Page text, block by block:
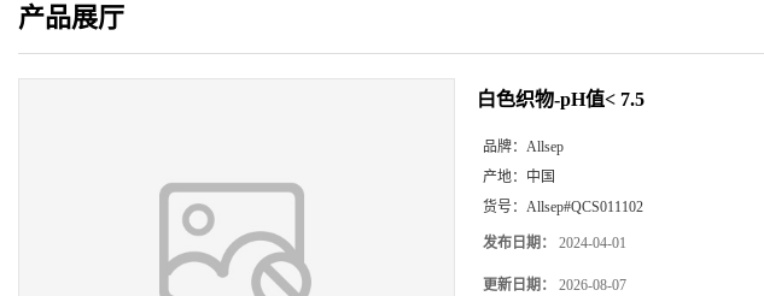
产品展厅
白色织物-pH值< 7.5
品牌： Allsep
产地： 中国
货号： Allsep#QCS011102
发布日期： 2024-04-01
更新日期： 2026-08-07